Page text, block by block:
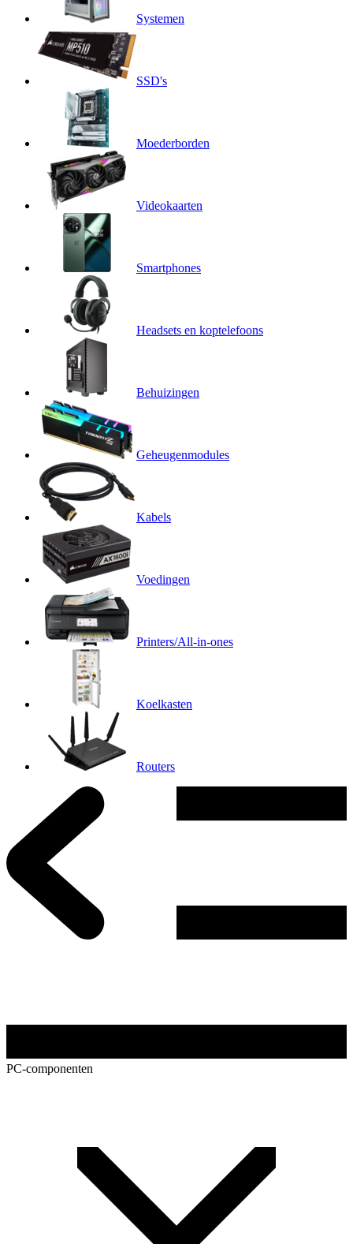
Systemen
SSD's
Moederborden
Videokaarten
Smartphones
Headsets en koptelefoons
Behuizingen
Geheugenmodules
Kabels
Voedingen
Printers/All-in-ones
Koelkasten
Routers
PC-componenten